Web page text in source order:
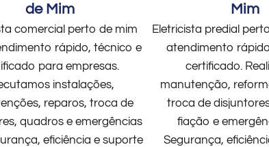
de Mim
comercial perto de mim
rápido, técnico e
para empresas.
instalações,
reparos, troca de
quadros e emergências
eficiência e suporte
Mim
Eletricista predial
atendimento
certificado.
manutenção,
troca de
fiação e
Segurança,